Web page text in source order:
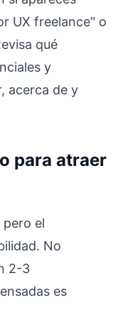
UX freelance" o
qué
y
acerca de y
para atraer
el
No
2-3
es